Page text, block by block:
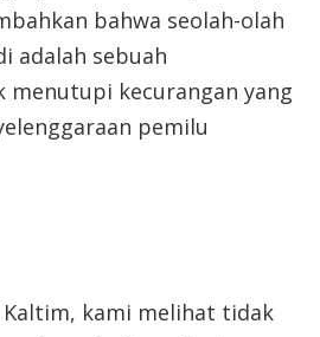
bahwa seolah-olah
adalah sebuah
menutupi kecurangan yang
pemilu
Kaltim, kami melihat tidak